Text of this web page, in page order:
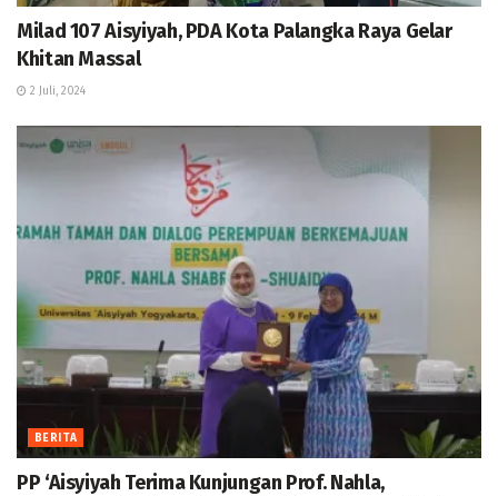
Milad 107 Aisyiyah, PDA Kota Palangka Raya Gelar
Khitan Massal
2 Juli, 2024
BERITA
PP ‘Aisyiyah Terima Kunjungan Prof. Nahla,